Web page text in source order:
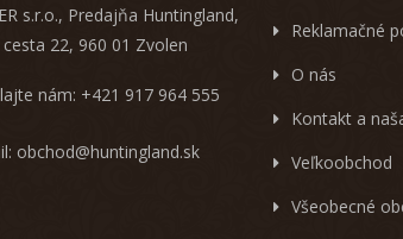
s.r.o., Predajňa Huntingland,
22, 960 01 Zvolen
nám: +421 917 964 555
obchod@huntingland.sk
Reklamačné
O nás
Kontakt a
Veľkoobchod
Všeobecné